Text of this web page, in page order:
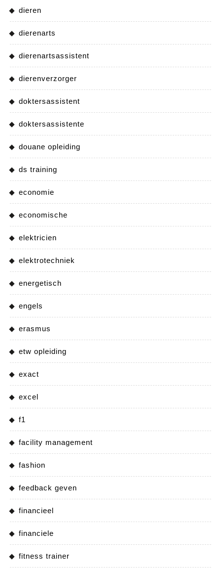
dieren
dierenarts
dierenartsassistent
dierenverzorger
doktersassistent
doktersassistente
douane opleiding
ds training
economie
economische
elektricien
elektrotechniek
energetisch
engels
erasmus
etw opleiding
exact
excel
f1
facility management
fashion
feedback geven
financieel
financiele
fitness trainer